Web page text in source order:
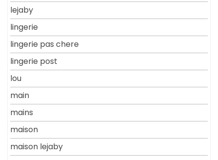
lejaby
lingerie
lingerie pas chere
lingerie post
lou
main
mains
maison
maison lejaby